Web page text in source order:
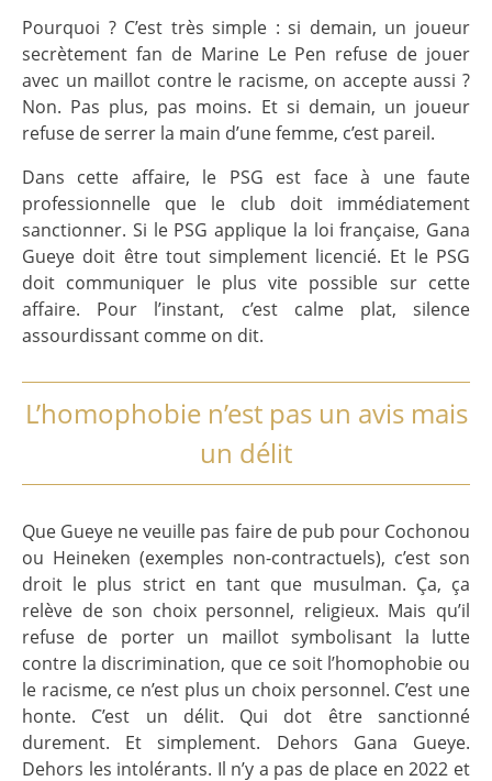
Pourquoi ? C’est très simple : si demain, un joueur
secrètement fan de Marine Le Pen refuse de jouer
avec un maillot contre le racisme, on accepte aussi ?
Non. Pas plus, pas moins. Et si demain, un joueur
refuse de serrer la main d’une femme, c’est pareil.
Dans cette affaire, le PSG est face à une faute
professionnelle que le club doit immédiatement
sanctionner. Si le PSG applique la loi française, Gana
Gueye doit être tout simplement licencié. Et le PSG
doit communiquer le plus vite possible sur cette
affaire. Pour l’instant, c’est calme plat, silence
assourdissant comme on dit.
L’homophobie n’est pas un avis mais
un délit
Que Gueye ne veuille pas faire de pub pour Cochonou
ou Heineken (exemples non-contractuels), c’est son
droit le plus strict en tant que musulman. Ça, ça
relève de son choix personnel, religieux. Mais qu’il
refuse de porter un maillot symbolisant la lutte
contre la discrimination, que ce soit l’homophobie ou
le racisme, ce n’est plus un choix personnel. C’est une
honte. C’est un délit. Qui dot être sanctionné
durement. Et simplement. Dehors Gana Gueye.
Dehors les intolérants. Il n’y a pas de place en 2022 et